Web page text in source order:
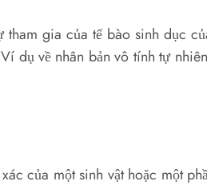
gia của tế bào sinh dục
dụ về nhân bản vô tính tự
của một sinh vật hoặc một